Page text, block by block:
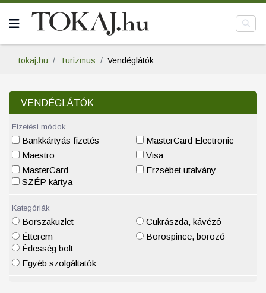
tokaj.hu Turizmus Vendéglátók
VENDÉGLÁTÓK
Fizetési módok
Bankkártyás fizetés
Maestro
MasterCard
MasterCard Electronic
Visa
Erzsébet utalvány
SZÉP kártya
Kategóriák
Borszaküzlet
Étterem
Cukrászda, kávézó
Borospince, borozó
Édesség bolt
Egyéb szolgáltatók